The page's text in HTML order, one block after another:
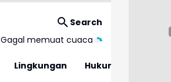
Search
Gagal memuat cuaca
Lingkungan
Hukum